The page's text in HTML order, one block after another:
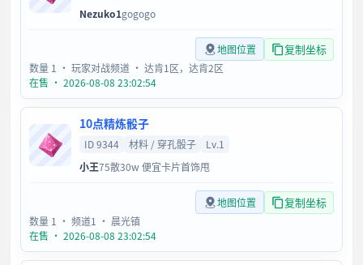
Nezuko1gogogo
地图位置 复制坐标
数量 1 · 玩家对战频道 · 达肯1区，达肯2区
在售 · 2026-08-08 23:02:54
10点精炼骰子
ID 9344 材料 / 穿孔骰子
Lv.1
小王75散30w 便宜卡片首饰甩
地图位置 复制坐标
数量 1 · 频道1 · 晨光镇
在售 · 2026-08-08 23:02:54